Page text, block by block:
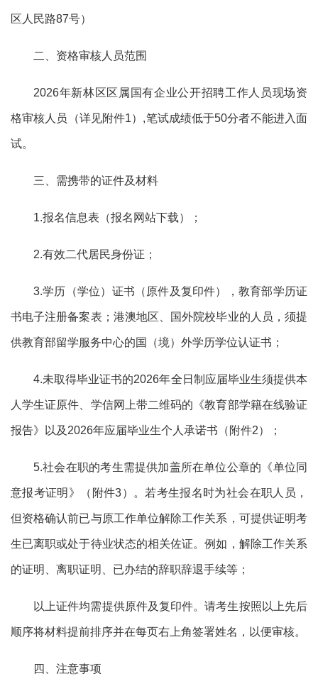
区人民路87号）
二、资格审核人员范围
2026年新林区区 属国有企业公开招聘工作人员现场资
格审核人员（详见附件1）,笔试成绩低于50分者不能进入面
试。
三、需携带的证件及材料
1.报名信息表（报名网站下载）；
2.有效二代居民身份证；
3.学历（学位）证书（原件及复印件），教育部学历证
书电子注册备案表；港澳地区、国外院校毕业的人员，须提
供教育部留学服务中心的国（境）外学历学位认证书；
4.未取得毕业证书的2026年全日制 应届毕业生须提供本
人学生证原件、学信网上带二维码的《教育部学籍在线验证
报告》以及 2026年应届毕业生个人承诺书（附件2） ；
5.社会在职的考生需提供加盖所在单位公章的《单位同
意报考证明》（附件3）。若考生报名时为社会在职人员，
但资格确认前已与原工作单位解除工作关系，可提供证明考
生已离职或处于待业状态的相关佐证。例如，解除工作关系
的证明、离职证明、已办结的辞职辞退手续等；
以上证件均需提供原件及复印件。请考生按照以上先后
顺序将材料提前排序并在每页右上角签署姓名，以便审核。
四、注意事项